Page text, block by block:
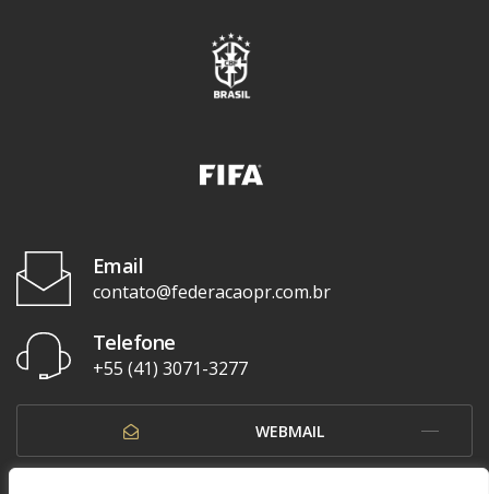
Email
contato@federacaopr.com.br
Telefone
+55 (41) 3071-3277
WEBMAIL